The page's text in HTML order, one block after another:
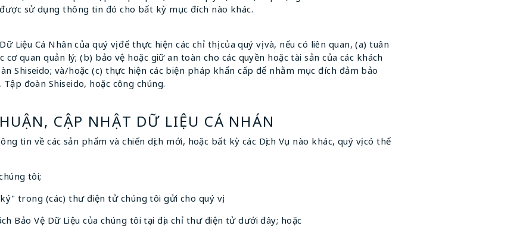
sử dụng thông tin đó cho bất kỳ mục đích nào khác.
Liệu Cá Nhân của quý vị để thực hiện các chỉ thị của quý vị và, nếu có liên quan, (a) tuân
cơ quan quản lý; (b) bảo vệ hoặc giữ an toàn cho các quyền hoặc tài sản của các khách
Shiseido; và/hoặc (c) thực hiện các biện pháp khẩn cấp để nhằm mục đích đảm bảo
đoàn Shiseido, hoặc công chúng.
CẬP NHẬT DỮ LIỆU CÁ NHÁN
tin về các sản phẩm và chiến dịch mới, hoặc bất kỳ các Dịch Vụ nào khác, quý vị có thể
tôi;
trong (các) thư điện tử chúng tôi gửi cho quý vị;
Bảo Vệ Dữ Liệu của chúng tôi tại địa chỉ thư điện tử dưới đây; hoặc